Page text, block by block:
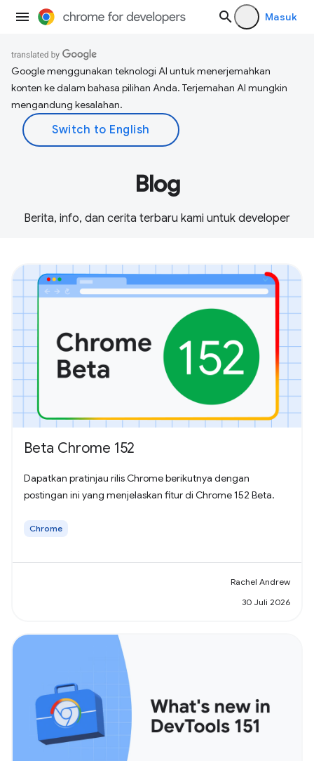
Masuk
Google menggunakan teknologi AI untuk menerjemahkan
konten ke dalam bahasa pilihan Anda. Terjemahan AI mungkin
mengandung kesalahan.
Blog
Berita, info, dan cerita terbaru kami untuk developer
Beta Chrome 152
Dapatkan pratinjau rilis Chrome berikutnya dengan
postingan ini yang menjelaskan fitur di Chrome 152 Beta.
Chrome
Rachel Andrew
30 Juli 2026